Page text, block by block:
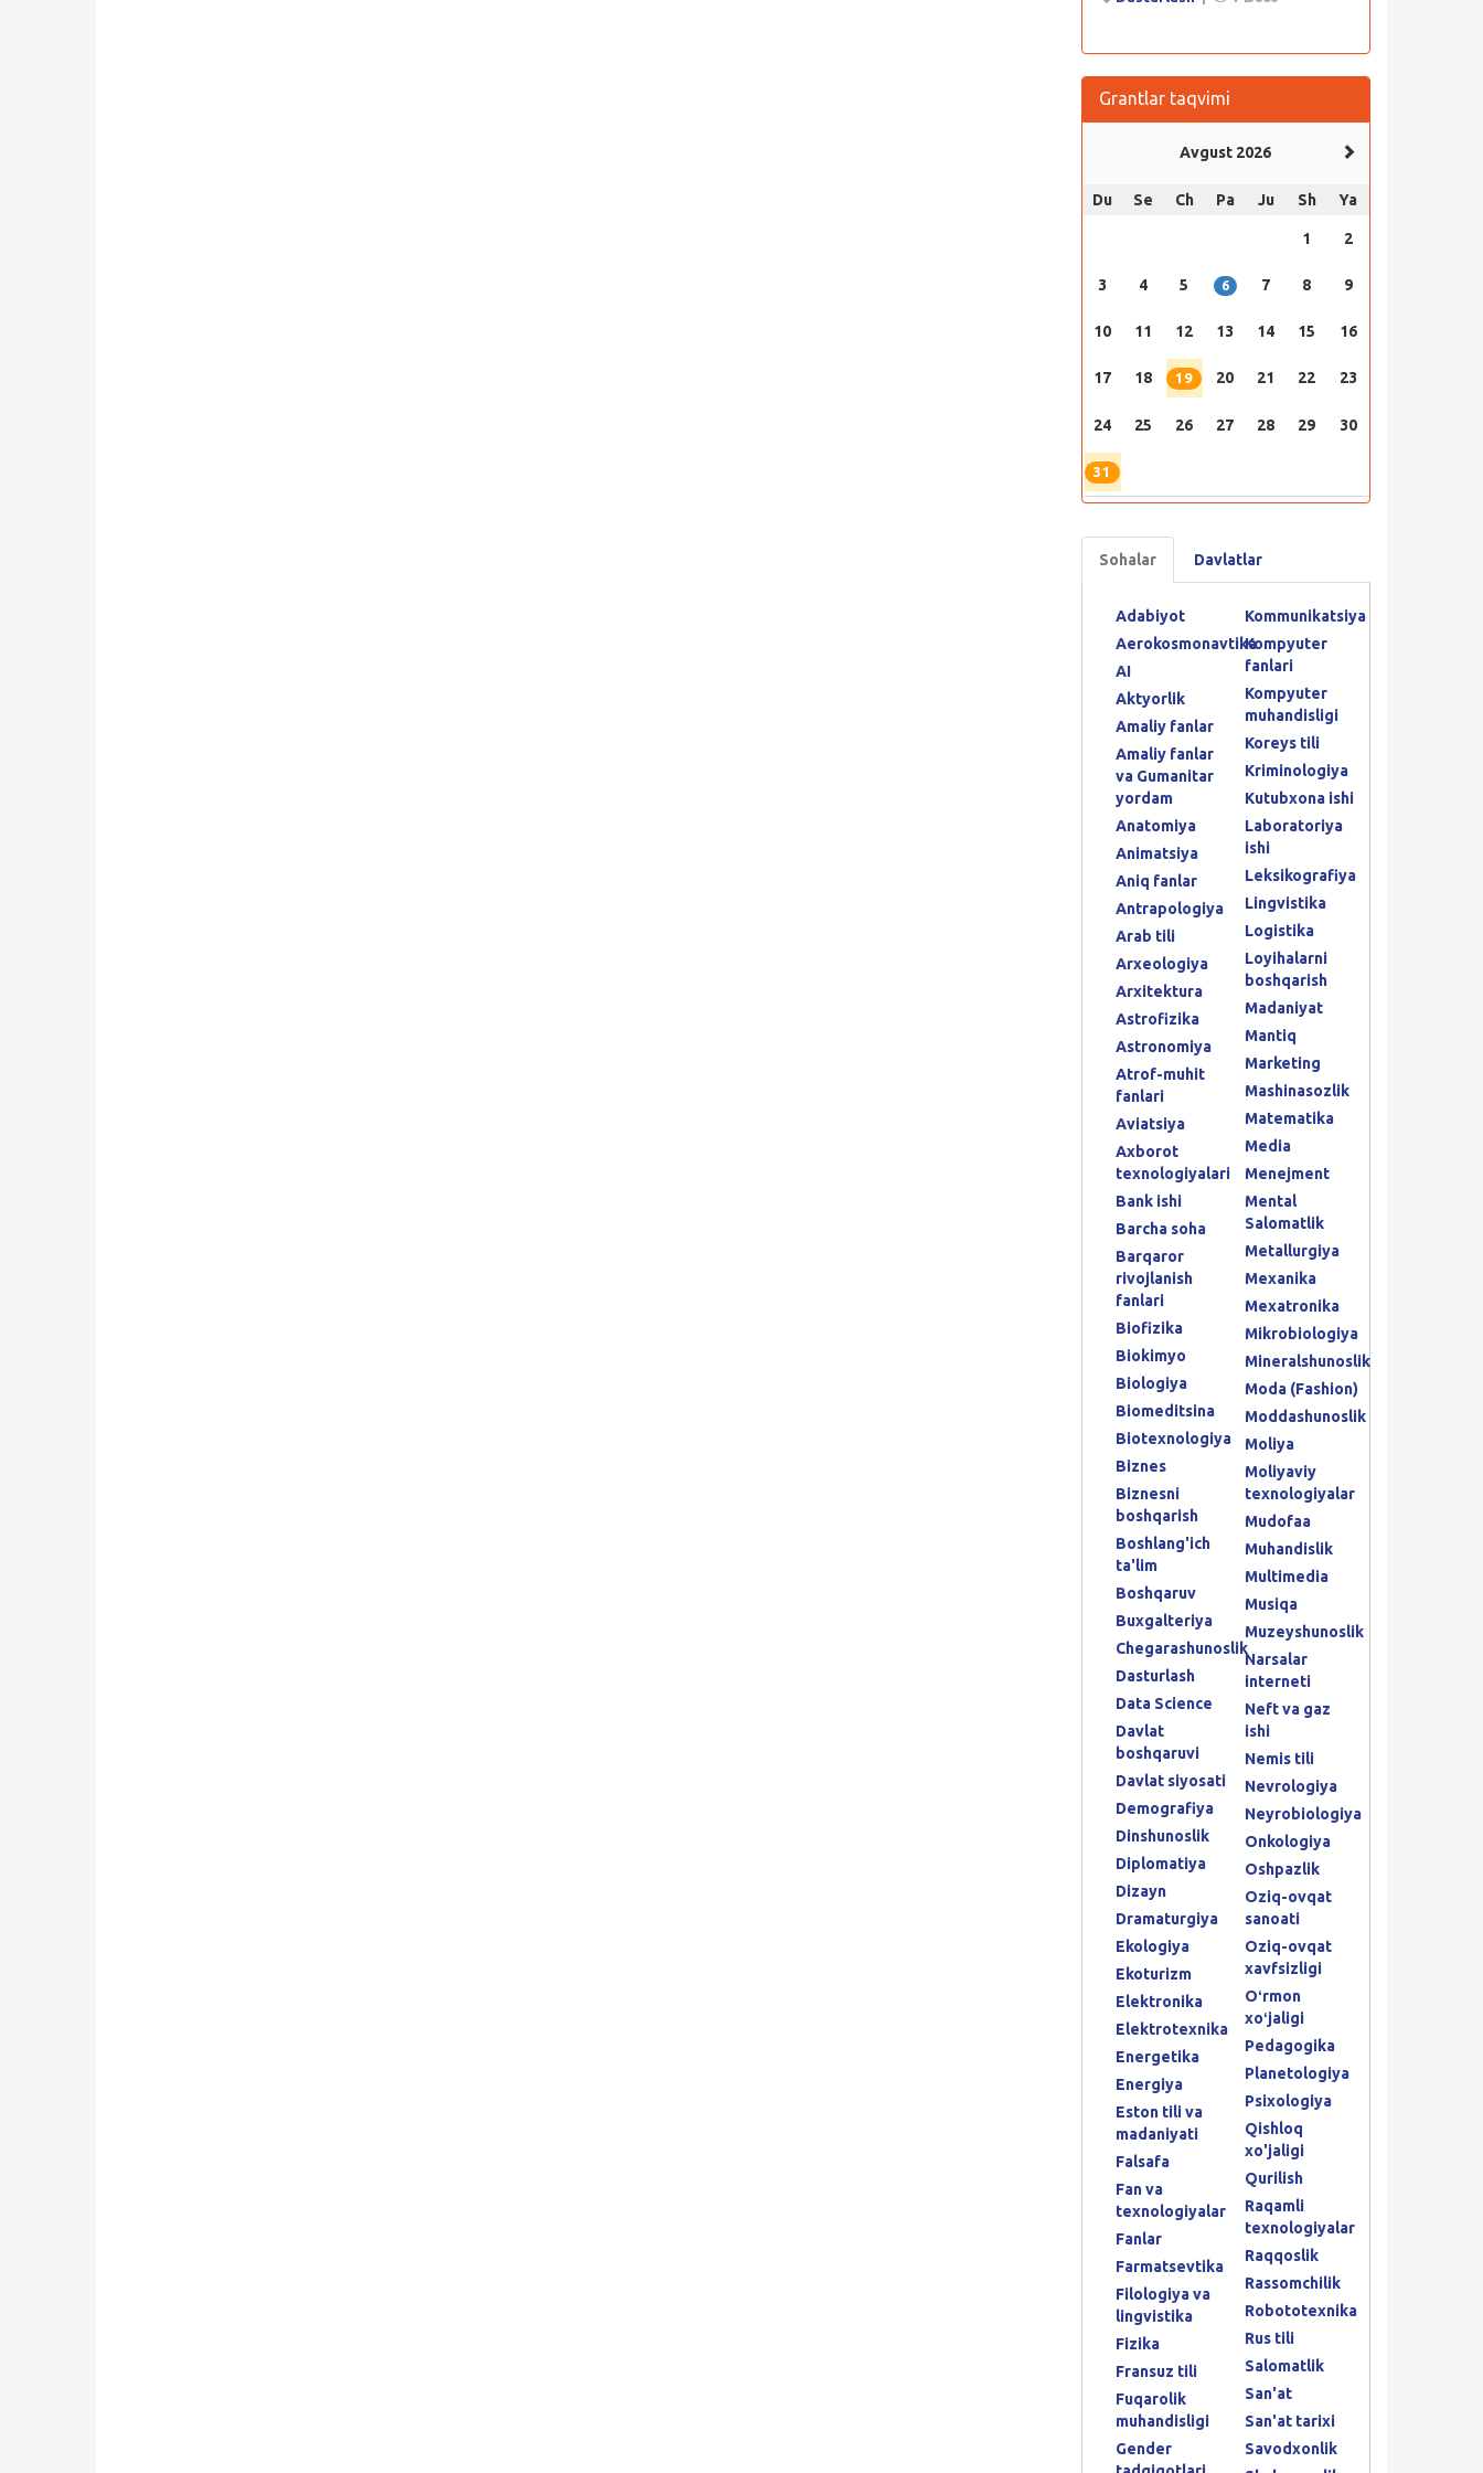
Grantlar taqvimi
Avgust 2026
Du Se Ch Pa Ju Sh Ya
1 2
3 4 5 6 7 8 9
10 11 12 13 14 15 16
17 18 19 20 21 22 23
24 25 26 27 28 29 30
31
Sohalar Davlatlar
Adabiyot
Aerokosmonavtika
AI
Aktyorlik
Amaliy fanlar
Amaliy fanlar
va Gumanitar
yordam
Anatomiya
Animatsiya
Aniq fanlar
Antrapologiya
Arab tili
Arxeologiya
Arxitektura
Astrofizika
Astronomiya
Atrof-muhit
fanlari
Aviatsiya
Axborot
texnologiyalari
Bank ishi
Barcha soha
Barqaror
rivojlanish
fanlari
Biofizika
Biokimyo
Biologiya
Biomeditsina
Biotexnologiya
Biznes
Biznesni
boshqarish
Boshlang'ich
ta'lim
Boshqaruv
Buxgalteriya
Chegarashunoslik
Dasturlash
Data Science
Davlat
boshqaruvi
Davlat siyosati
Demografiya
Dinshunoslik
Diplomatiya
Dizayn
Dramaturgiya
Ekologiya
Ekoturizm
Elektronika
Elektrotexnika
Energetika
Energiya
Eston tili va
madaniyati
Falsafa
Fan va
texnologiyalar
Fanlar
Farmatsevtika
Filologiya va
lingvistika
Fizika
Fransuz tili
Fuqarolik
muhandisligi
Gender
Kommunikatsiya
Kompyuter
fanlari
Kompyuter
muhandisligi
Koreys tili
Kriminologiya
Kutubxona ishi
Laboratoriya
ishi
Leksikografiya
Lingvistika
Logistika
Loyihalarni
boshqarish
Madaniyat
Mantiq
Marketing
Mashinasozlik
Matematika
Media
Menejment
Mental
Salomatlik
Metallurgiya
Mexanika
Mexatronika
Mikrobiologiya
Mineralshunoslik
Moda (Fashion)
Moddashunoslik
Moliya
Moliyaviy
texnologiyalar
Mudofaa
Muhandislik
Multimedia
Musiqa
Muzeyshunoslik
Narsalar
interneti
Neft va gaz
ishi
Nemis tili
Nevrologiya
Neyrobiologiya
Onkologiya
Oshpazlik
Oziq-ovqat
sanoati
Oziq-ovqat
xavfsizligi
Oʻrmon
xoʻjaligi
Pedagogika
Planetologiya
Psixologiya
Qishloq
xo'jaligi
Qurilish
Raqamli
texnologiyalar
Raqqoslik
Rassomchilik
Robototexnika
Rus tili
Salomatlik
San'at
San'at tarixi
Savodxonlik